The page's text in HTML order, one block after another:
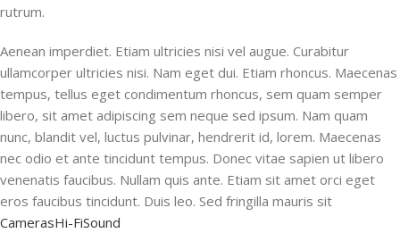
rutrum.
Aenean imperdiet. Etiam ultricies nisi vel augue. Curabitur
ullamcorper ultricies nisi. Nam eget dui. Etiam rhoncus. Maecenas
tempus, tellus eget condimentum rhoncus, sem quam semper
libero, sit amet adipiscing sem neque sed ipsum. Nam quam
nunc, blandit vel, luctus pulvinar, hendrerit id, lorem. Maecenas
nec odio et ante tincidunt tempus. Donec vitae sapien ut libero
venenatis faucibus. Nullam quis ante. Etiam sit amet orci eget
eros faucibus tincidunt. Duis leo. Sed fringilla mauris sit
CamerasHi-FiSound